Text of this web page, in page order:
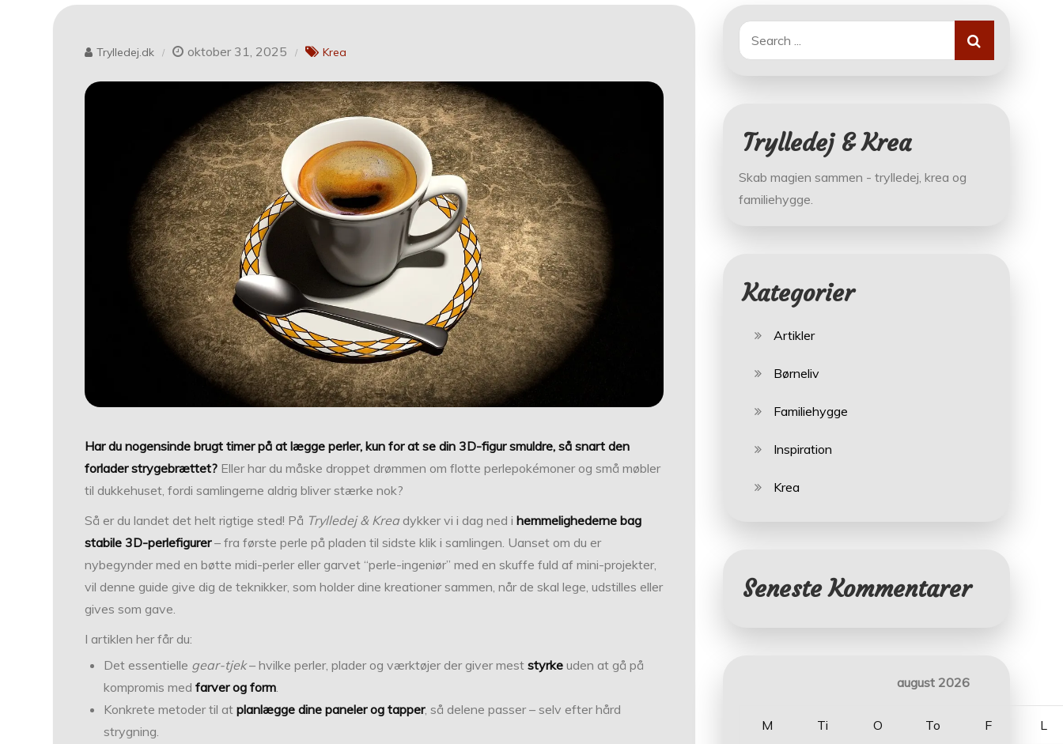
Trylledej.dk oktober 31, 2025 Krea
Har du nogensinde brugt timer på at lægge perler, kun for at se din 3D-figur smuldre, så snart den
forlader strygebrættet? Eller har du måske droppet drømmen om flotte perle­pokémoner og små møbler
til dukkehuset, fordi samlingerne aldrig bliver stærke nok?
Så er du landet det helt rigtige sted! På Trylledej & Kreadykker vi i dag ned ihemmelighederne bag
stabile 3D-perlefigurer– fra første perle på pladen til sidste klik i samlingen. Uanset om du er
nybegynder med en bøtte midi-perler eller garvet “perle-ingeniør” med en skuffe fuld af mini-projekter,
vil denne guide give dig de teknikker, som holder dine kreationer sammen, når de skal lege, udstilles eller
gives som gave.
I artiklen her får du:
Det essentielle gear-tjek– hvilke perler, plader og værktøjer der giver meststyrke uden at gå på
kompromis medfarver og form
Konkrete metoder til atplanlægge dine paneler og tapper, så delene passer – selv efter hård
strygning.
Search
for:
Trylledej & Krea
Skab magien sammen - trylledej, krea og
familiehygge.
Kategorier
Artikler
Børneliv
Familiehygge
Inspiration
Krea
Seneste Kommentarer
august 2026
M Ti O To F L